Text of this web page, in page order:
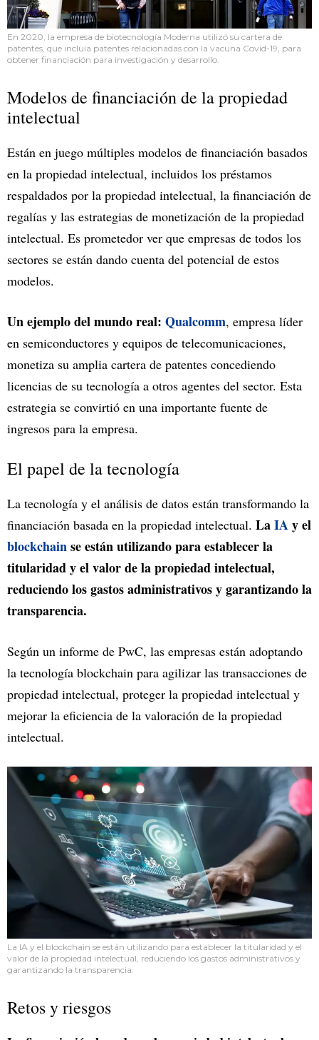
En 2020, la empresa de biotecnología Moderna utilizó su cartera de
patentes, que incluía patentes relacionadas con la vacuna Covid-19, para
obtener financiación para investigación y desarrollo.
Modelos de financiación de la propiedad
intelectual
Están en juego múltiples modelos de financiación basados
en la propiedad intelectual, incluidos los préstamos
respaldados por la propiedad intelectual, la financiación de
regalías y las estrategias de monetización de la propiedad
intelectual. Es prometedor ver que empresas de todos los
sectores se están dando cuenta del potencial de estos
modelos.
Un ejemplo del mundo real: Qualcomm, empresa líder
en semiconductores y equipos de telecomunicaciones,
monetiza su amplia cartera de patentes concediendo
licencias de su tecnología a otros agentes del sector. Esta
estrategia se convirtió en una importante fuente de
ingresos para la empresa.
El papel de la tecnología
La tecnología y el análisis de datos están transformando la
financiación basada en la propiedad intelectual. LaIAy el
blockchainse están utilizando para establecer la
titularidad y el valor de la propiedad intelectual,
reduciendo los gastos administrativos y garantizando la
transparencia.
Según un informe de PwC, las empresas están adoptando
la tecnología blockchain para agilizar las transacciones de
propiedad intelectual, proteger la propiedad intelectual y
mejorar la eficiencia de la valoración de la propiedad
intelectual.
La IA y el blockchain se están utilizando para establecer la titularidad y el
valor de la propiedad intelectual, reduciendo los gastos administrativos y
garantizando la transparencia.
Retos y riesgos